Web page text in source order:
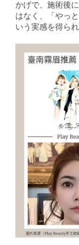
かげで、施術後
はなく、「やっ
いう実感を得ら